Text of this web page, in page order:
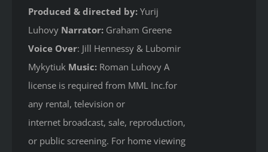
Produced & directed by: Yurij
Luhovy Narrator: Graham Greene
Voice Over: Jill Hennessy & Lubomir
Mykytiuk Music: Roman Luhovy A
license is required from MML Inc.for
any rental, television or
internet broadcast, sale, reproduction,
or public screening. For home viewing